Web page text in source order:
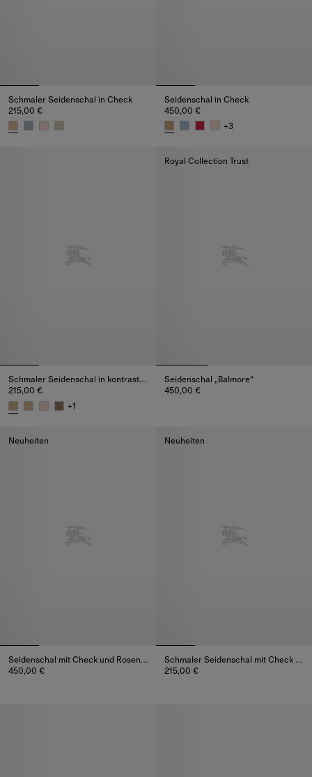
Schmaler Seidenschal in Check
215,00 €
Seidenschal in Check
450,00 €
+3
Schmaler Seidenschal in kontrastierendem Check
215,00 €
+1
Royal Collection Trust
Seidenschal „Balmore“
450,00 €
Neuheiten
Seidenschal mit Check und Rosenprint
450,00 €
Neuheiten
Schmaler Seidenschal mit Check und Rosenprint
215,00 €